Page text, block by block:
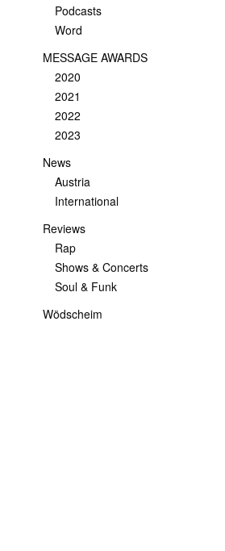
Podcasts
Word
MESSAGE AWARDS
2020
2021
2022
2023
News
Austria
International
Reviews
Rap
Shows & Concerts
Soul & Funk
Wödscheim